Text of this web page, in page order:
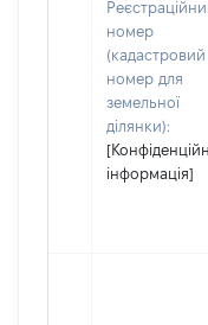
номер
(кадастровий
номер для
земельної
ділянки):
інформація]